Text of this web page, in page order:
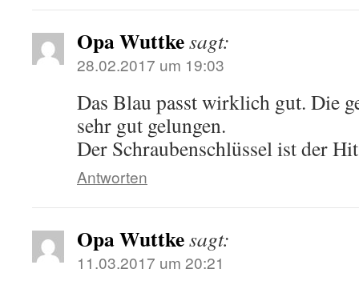
Opa Wuttkesagt:
28.02.2017 um 19:03
Das Blau passt wirklich gut. Die
sehr gut gelungen.
Der Schraubenschlüssel ist der
Antworten
Opa Wuttkesagt:
11.03.2017 um 20:21